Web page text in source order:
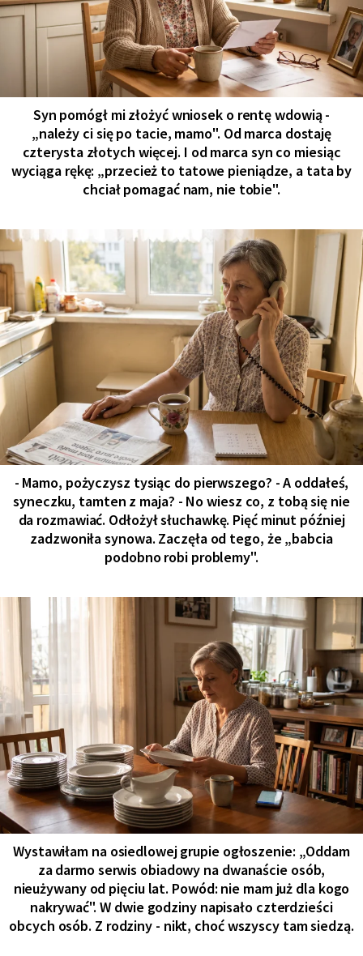
Syn pomógł mi złożyć wniosek o rentę wdowią -
„należy ci się po tacie, mamo". Od marca dostaję
czterysta złotych więcej. I od marca syn co miesiąc
wyciąga rękę: „przecież to tatowe pieniądze, a tata by
chciał pomagać nam, nie tobie".
- Mamo, pożyczysz tysiąc do pierwszego? - A oddałeś,
syneczku, tamten z maja? - No wiesz co, z tobą się nie
da rozmawiać. Odłożył słuchawkę. Pięć minut później
zadzwoniła synowa. Zaczęła od tego, że „babcia
podobno robi problemy".
Wystawiłam na osiedlowej grupie ogłoszenie: „Oddam
za darmo serwis obiadowy na dwanaście osób,
nieużywany od pięciu lat. Powód: nie mam już dla kogo
nakrywać". W dwie godziny napisało czterdzieści
obcych osób. Z rodziny - nikt, choć wszyscy tam siedzą.